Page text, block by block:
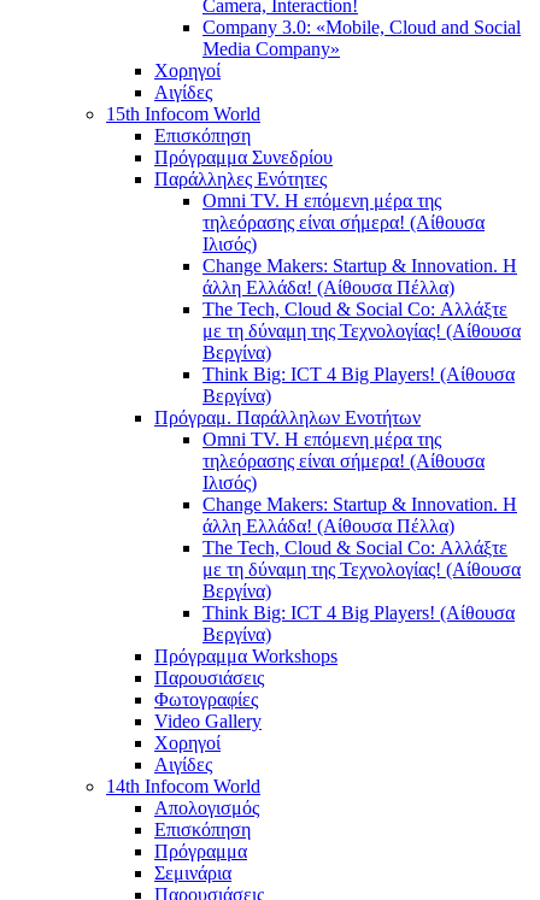
Camera, Interaction!
Company 3.0: «Mobile, Cloud and Social
Media Company»
Χορηγοί
Αιγίδες
15th Infocom World
Επισκόπηση
Πρόγραμμα Συνεδρίου
Παράλληλες Ενότητες
Omni TV. Η επόμενη μέρα της
τηλεόρασης είναι σήμερα! (Αίθουσα
Ιλισός)
Change Makers: Startup & Innovation. Η
άλλη Ελλάδα! (Αίθουσα Πέλλα)
The Tech, Cloud & Social Co: Αλλάξτε
με τη δύναμη της Τεχνολογίας! (Αίθουσα
Βεργίνα)
Think Big: ICT 4 Big Players! (Αίθουσα
Βεργίνα)
Πρόγραμ. Παράλληλων Ενοτήτων
Omni TV. Η επόμενη μέρα της
τηλεόρασης είναι σήμερα! (Αίθουσα
Ιλισός)
Change Makers: Startup & Innovation. Η
άλλη Ελλάδα! (Αίθουσα Πέλλα)
The Tech, Cloud & Social Co: Αλλάξτε
με τη δύναμη της Τεχνολογίας! (Αίθουσα
Βεργίνα)
Think Big: ICT 4 Big Players! (Αίθουσα
Βεργίνα)
Πρόγραμμα Workshops
Παρουσιάσεις
Φωτογραφίες
Video Gallery
Χορηγοί
Αιγίδες
14th Infocom World
Απολογισμός
Επισκόπηση
Πρόγραμμα
Σεμινάρια
Παρουσιάσεις